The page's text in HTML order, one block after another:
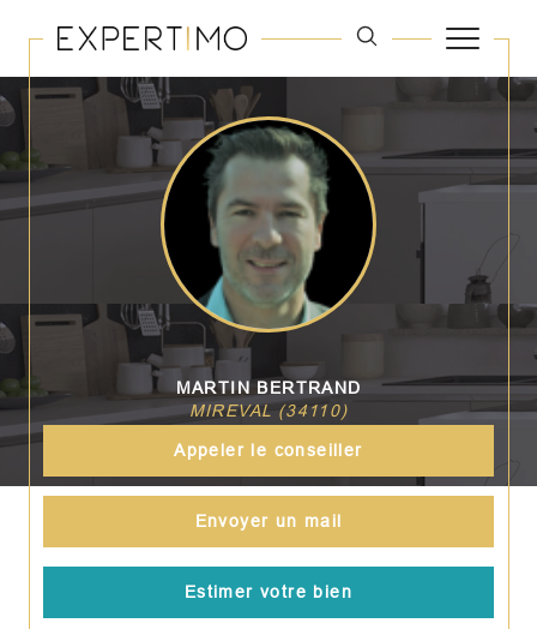
MARTIN BERTRAND
MIREVAL (34110)
Appeler le conseiller
Envoyer un mail
Estimer votre bien